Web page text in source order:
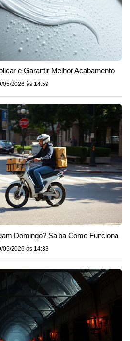
e Garantir Melhor Acabamento
05/2026 às 14:59
Domingo? Saiba Como Funciona
05/2026 às 14:33